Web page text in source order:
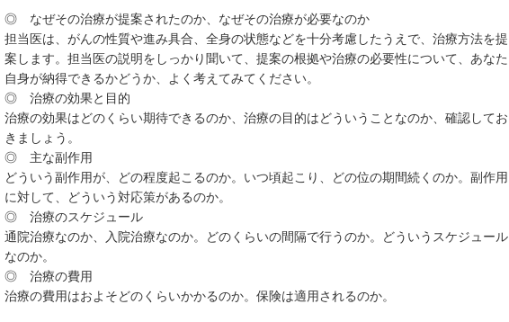
◎ なぜその治療が提案されたのか、なぜその治療が必要なのか
担当医は、がんの性質や進み具合、全身の状態などを十分考慮したうえで、治療方法を提
案します。担当医の説明をしっかり聞いて、提案の根拠や治療の必要性について、あなた
自身が納得できるかどうか、よく考えてみてください。
◎ 治療の効果と目的
治療の効果はどのくらい期待できるのか、治療の目的はどういうことなのか、確認してお
きましょう。
◎ 主な副作用
どういう副作用が、どの程度起こるのか。いつ頃起こり、どの位の期間続くのか。副作用
に対して、どういう対応策があるのか。
◎ 治療のスケジュール
通院治療なのか、入院治療なのか。どのくらいの間隔で行うのか。どういうスケジュール
なのか。
◎ 治療の費用
治療の費用はおよそどのくらいかかるのか。保険は適用されるのか。